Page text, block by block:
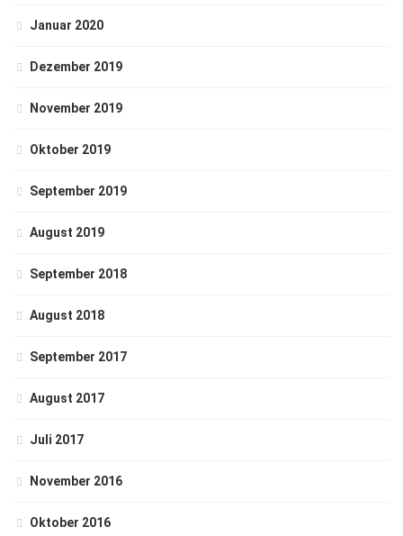
Januar 2020
Dezember 2019
November 2019
Oktober 2019
September 2019
August 2019
September 2018
August 2018
September 2017
August 2017
Juli 2017
November 2016
Oktober 2016